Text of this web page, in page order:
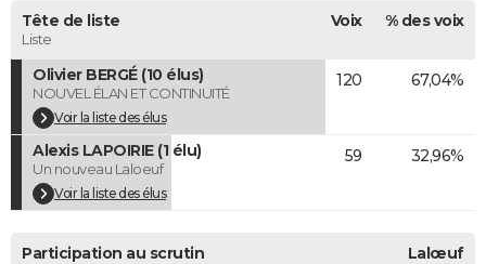
Dictionnaire
Biographies
Citations
Expressions
Proverbes
PROGRAMME TV
COPAINS D'AVANT
S'inscrire
Se connecter
Lycées
Collèges
Primaires
Universités
Entreprises
Service militaire
Avis de recherche
AVIS DE DÉCÈS
FORUM
Bricolage
Lifestyle
Culture
Sport
Auto
Television
Voyage
Cinema
Tête de liste
Liste
Voix % des voix
Olivier BERGÉ (10 élus)
NOUVEL ÉLAN ET CONTINUITÉ
Voir la liste des élus
120 67,04%
Alexis LAPOIRIE (1 élu)
Un nouveau Laloeuf
Voir la liste des élus
59 32,96%
Participation au scrutin Lalœuf